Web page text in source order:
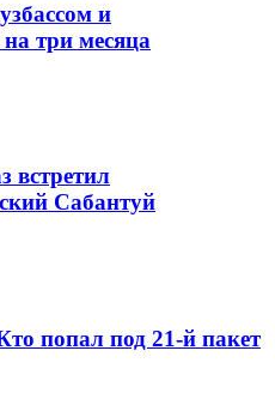
и
три месяца
встретил
Сабантуй
попал под 21‑й пакет